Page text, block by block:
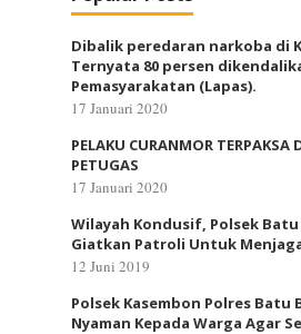
Dibalik peredaran narkoba di
Ternyata 80 persen
Pemasyarakatan (Lapas).
17 Januari 2020
PELAKU CURANMOR TERPAKSA
PETUGAS
17 Januari 2020
Wilayah Kondusif, Polsek
Giatkan Patroli Untuk
12 Juni 2019
Polsek Kasembon Polres Batu
Nyaman Kepada Warga Agar